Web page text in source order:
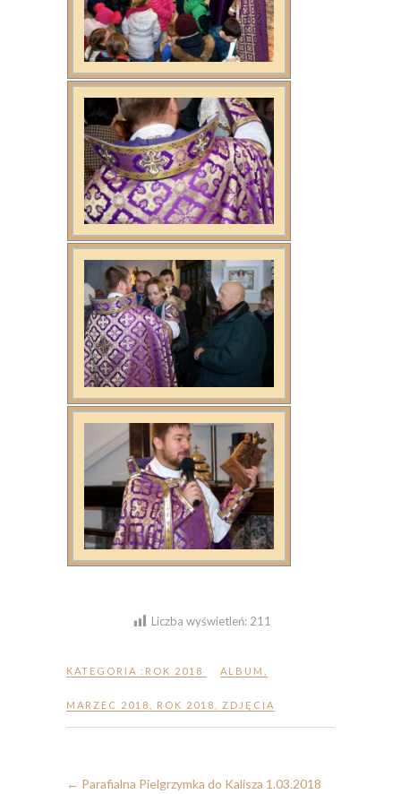
Liczba wyświetleń: 211
KATEGORIA : ROK 2018 ALBUM
MARZEC 2018 ROK 2018 ZDJĘCIA
← Parafialna Pielgrzymka do Kalisza 1.03.2018